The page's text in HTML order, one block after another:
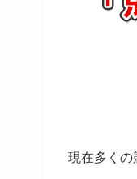
現在多くの